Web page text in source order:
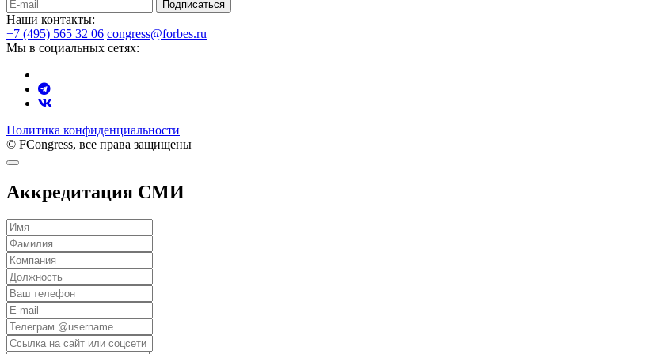
Подписаться
Наши контакты:
+7 (495) 565 32 06 congress@forbes.ru
Мы в социальных сетях:
Политика конфиденциальности
© FCongress, все права защищены
Аккредитация СМИ